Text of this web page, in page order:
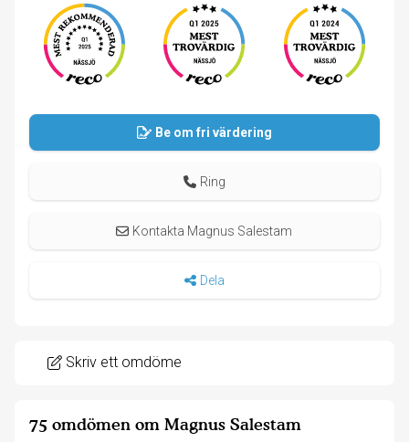
Be om fri värdering
Ring
Kontakta Magnus Salestam
Dela
Skriv ett omdöme
75 omdömen om Magnus Salestam